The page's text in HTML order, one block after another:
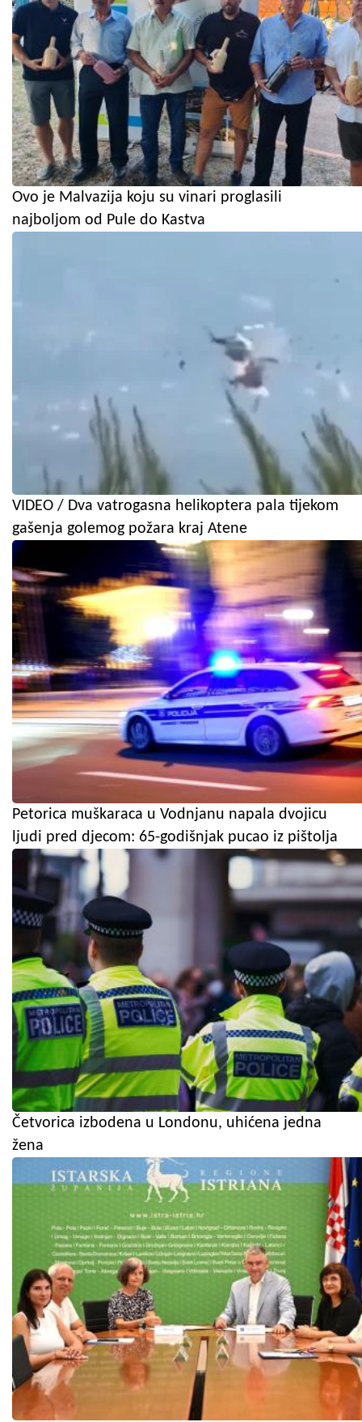
Ovo je Malvazija koju su vinari proglasili
najboljom od Pule do Kastva
VIDEO / Dva vatrogasna helikoptera pala tijekom
gašenja golemog požara kraj Atene
Petorica muškaraca u Vodnjanu napala dvojicu
ljudi pred djecom: 65-godišnjak pucao iz pištolja
Četvorica izbodena u Londonu, uhićena jedna
žena